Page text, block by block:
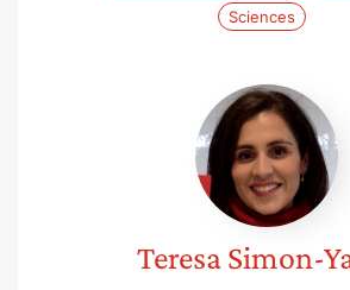
Sciences
Teresa
Simon-
Yarza
TeresaSimon-